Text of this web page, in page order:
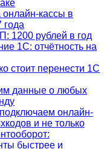
кассы в
года
1200 рублей в год
1С: отчётность на
стоит перенести 1С
данные о любых
онлайн-
и не только
быстрее и